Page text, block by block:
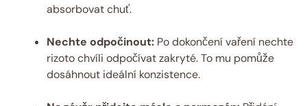
absorbovat chuť.
Nechte odpočinout: Po dokončení vaření nechte
rizoto chvíli odpočívat zakryté. To mu pomůže
dosáhnout ideální konzistence.